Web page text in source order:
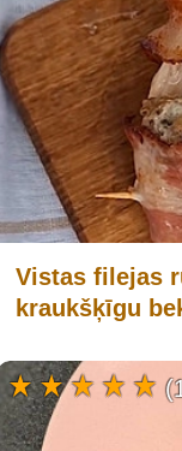
Vistas filejas
kraukšķīgu